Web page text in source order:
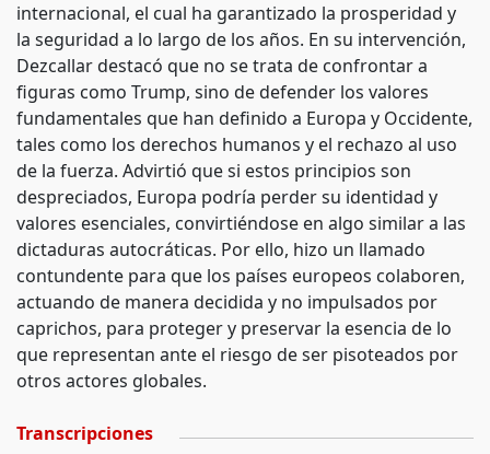
internacional, el cual ha garantizado la prosperidad y
la seguridad a lo largo de los años. En su intervención,
Dezcallar destacó que no se trata de confrontar a
figuras como Trump, sino de defender los valores
fundamentales que han definido a Europa y Occidente,
tales como los derechos humanos y el rechazo al uso
de la fuerza. Advirtió que si estos principios son
despreciados, Europa podría perder su identidad y
valores esenciales, convirtiéndose en algo similar a las
dictaduras autocráticas. Por ello, hizo un llamado
contundente para que los países europeos colaboren,
actuando de manera decidida y no impulsados por
caprichos, para proteger y preservar la esencia de lo
que representan ante el riesgo de ser pisoteados por
otros actores globales.
Transcripciones